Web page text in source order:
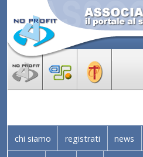
chi siamo registrati news